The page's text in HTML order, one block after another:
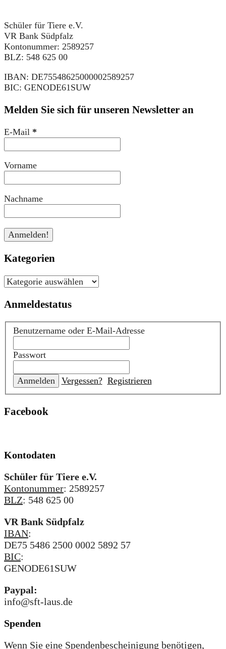
Schüler für Tiere e.V.
VR Bank Südpfalz
Kontonummer: 2589257
BLZ: 548 625 00
IBAN: DE75548625000002589257
BIC: GENODE61SUW
Melden Sie sich für unseren Newsletter an
E-Mail *
Vorname
Nachname
Kategorien
Kategorien
Anmeldestatus
Benutzername oder E-Mail-Adresse
Passwort
Vergessen? Registrieren
Facebook
Kontodaten
Schüler für Tiere e.V.
Kontonummer: 2589257
BLZ: 548 625 00
VR Bank Südpfalz
IBAN:
DE75 5486 2500 0002 5892 57
BIC:
GENODE61SUW
Paypal:
info@sft-laus.de
Spenden
Wenn Sie eine Spendenbescheinigung benötigen,